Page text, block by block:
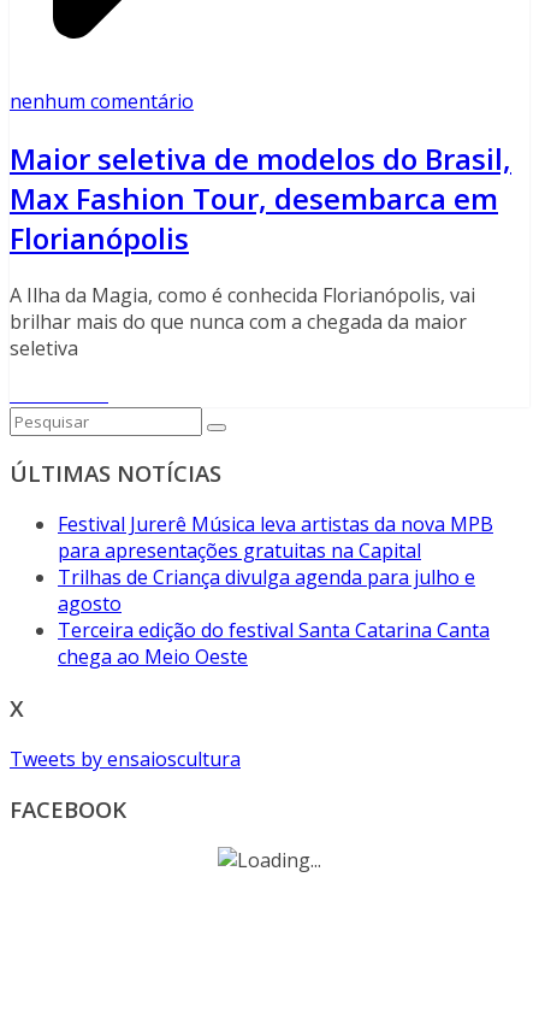
nenhum comentário
Maior seletiva de modelos do Brasil,
Max Fashion Tour, desembarca em
Florianópolis
A Ilha da Magia, como é conhecida Florianópolis, vai
brilhar mais do que nunca com a chegada da maior
seletiva
ÚLTIMAS NOTÍCIAS
Festival Jurerê Música leva artistas da nova MPB
para apresentações gratuitas na Capital
Trilhas de Criança divulga agenda para julho e
agosto
Terceira edição do festival Santa Catarina Canta
chega ao Meio Oeste
X
Tweets by ensaioscultura
FACEBOOK